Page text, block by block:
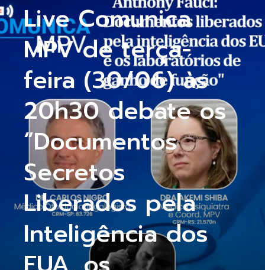
Live Comunica
MPV de terça-
feira (30/06) às
20h30 debate os
“Documentos
Secretos
Liberados pela
Inteligência dos